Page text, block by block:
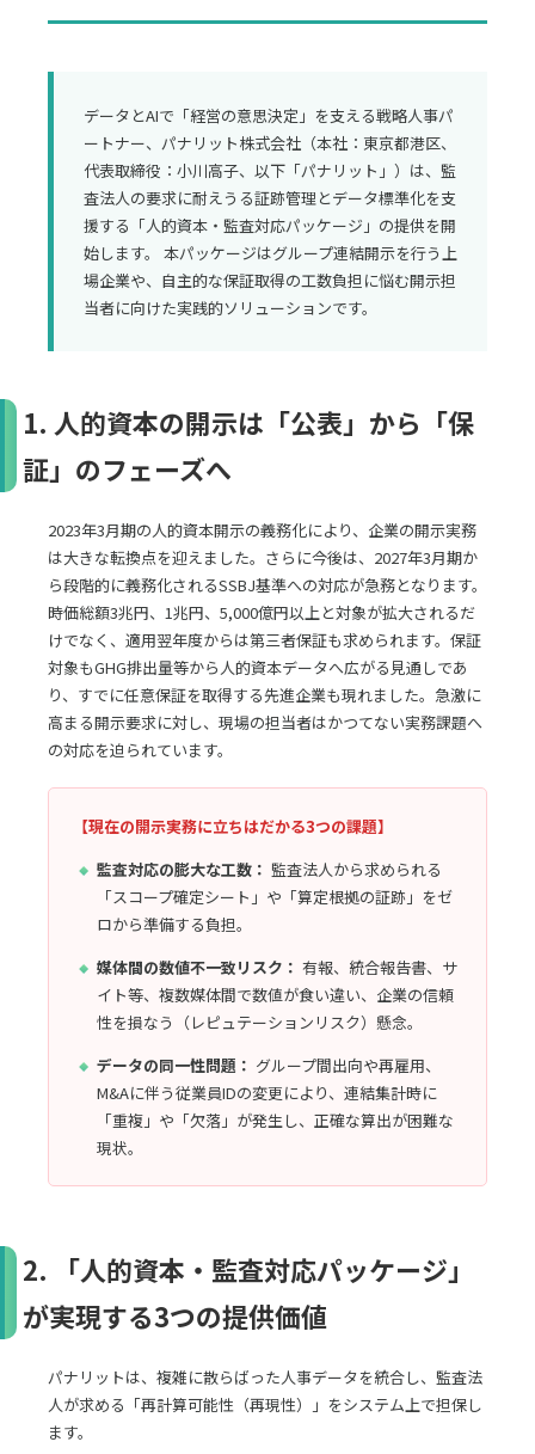
データとAIで「経営の意思決定」を支える戦略人事パ
ートナー、パナリット株式会社（本社：東京都港区、
代表取締役：小川高子、以下「パナリット」）は、監
査法人の要求に耐えうる証跡管理とデータ標準化を支
援する「人的資本・監査対応パッケージ」の提供を開
始します。 本パッケージはグループ連結開示を行う上
場企業や、自主的な保証取得の工数負担に悩む開示担
当者に向けた実践的ソリューションです。
1. 人的資本の開示は「公表」から「保
証」のフェーズへ
2023年3月期の人的資本開示の義務化により、企業の開示実務
は大きな転換点を迎えました。さらに今後は、2027年3月期か
ら段階的に義務化されるSSBJ基準への対応が急務となります。
時価総額3兆円、1兆円、5,000億円以上と対象が拡大されるだ
けでなく、適用翌年度からは第三者保証も求められます。保証
対象もGHG排出量等から人的資本データへ広がる見通しであ
り、すでに任意保証を取得する先進企業も現れました。急激に
高まる開示要求に対し、現場の担当者はかつてない実務課題へ
の対応を迫られています。
【現在の開示実務に立ちはだかる3つの課題】
監査対応の膨大な工数： 監査法人から求められる
「スコープ確定シート」や「算定根拠の証跡」をゼ
ロから準備する負担。
媒体間の数値不一致リスク： 有報、統合報告書、サ
イト等、複数媒体間で数値が食い違い、企業の信頼
性を損なう（レピュテーションリスク）懸念。
データの同一性問題： グループ間出向や再雇用、
M&Aに伴う従業員IDの変更により、連結集計時に
「重複」や「欠落」が発生し、正確な算出が困難な
現状。
2. 「人的資本・監査対応パッケージ」
が実現する3つの提供価値
パナリットは、複雑に散らばった人事データを統合し、監査法
人が求める「再計算可能性（再現性）」をシステム上で担保し
ます。